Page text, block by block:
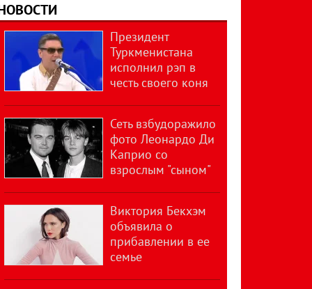
Президент
Туркменистана
исполнил рэп в
честь своего коня
Сеть взбудоражило
фото Леонардо Ди
Каприо со
взрослым "сыном"
Виктория Бекхэм
объявила о
прибавлении в ее
семье